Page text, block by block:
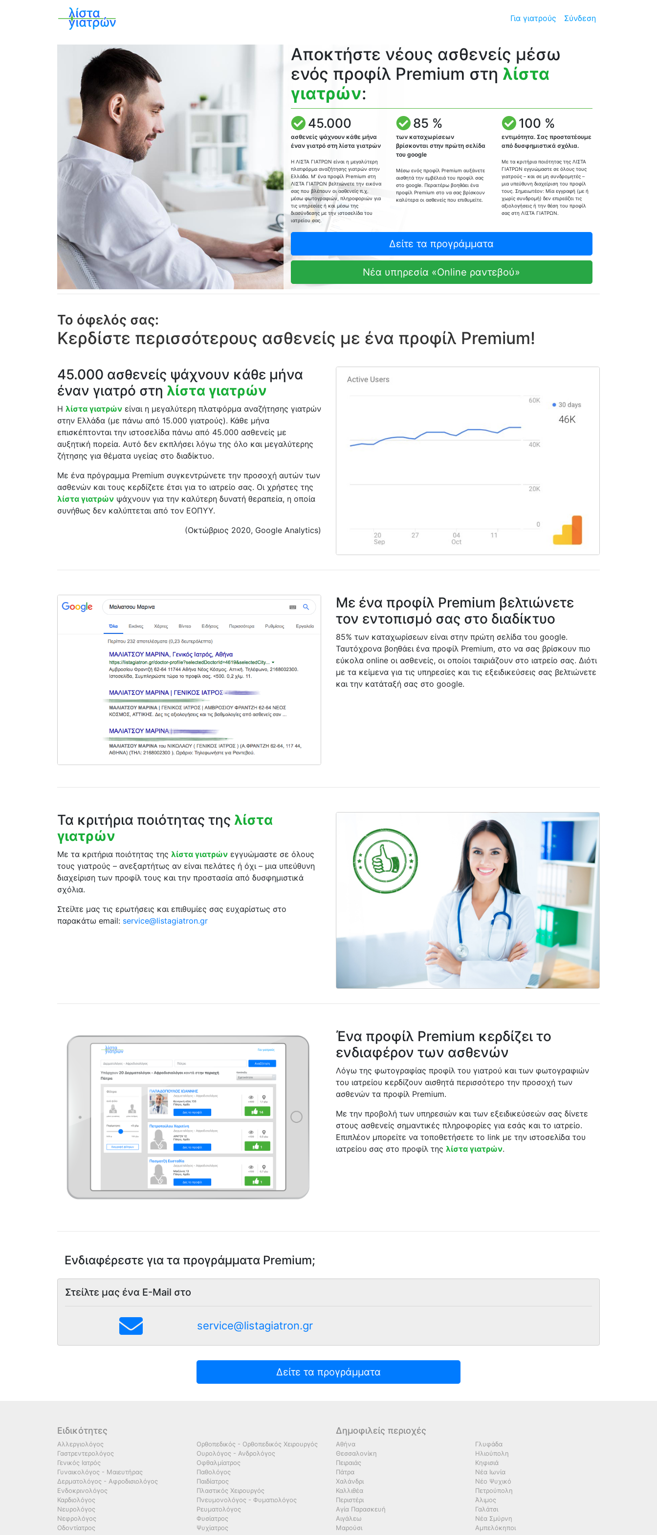
Για γιατρούς Σύνδεση
Αποκτήστε νέους ασθενείς μέσω
ενός προφίλ Premium στη λίστα
γιατρών:
45.000
ασθενείς ψάχνουν κάθε μήνα
έναν γιατρό στη λίστα γιατρών
Η ΛΙΣΤΑ ΓΙΑΤΡΩΝ είναι η μεγαλύτερη
πλατφόρμα αναζήτησης γιατρών στην
Ελλάδα. Μ’ ένα προφίλ Premium στη
ΛΙΣΤΑ ΓΙΑΤΡΩΝ βελτιώνετε την εικόνα
σας που βλέπουν οι ασθενείς π.χ.
μέσω φωτογραφιών, πληροφοριών για
τις υπηρεσίες ή και μέσω της
διασύνδεσης με την ιστοσελίδα του
ιατρείου σας.
85 %
των καταχωρίσεων
βρίσκονται στην πρώτη σελίδα
του google
Μέσω ενός προφίλ Premium αυξάνετε
αισθητά την εμβέλειά του προφίλ σας
στο google. Περαιτέρω βοηθάει ένα
προφίλ Premium στο να σας βρίσκουν
καλύτερα οι ασθενείς που επιθυμείτε.
100 %
εντιμότητα. Σας προστατέουμε
από δυσφημιστικά σχόλια.
Με τα κριτήρια ποιότητας της ΛΙΣΤΑ
ΓΙΑΤΡΩΝ εγγυώμαστε σε όλους τους
γιατρούς – και σε μη συνδρομητές –
μια υπεύθυνη διαχείριση του προφίλ
τους. Σημειωτέον: Μία εγγραφή (με ή
χωρίς συνδρομή) δεν επιρεάζει τις
αξιολογήσεις ή την θέση του προφίλ
σας στη ΛΙΣΤΑ ΓΙΑΤΡΩΝ.
Δείτε τα προγράμματα
Νέα υπηρεσία «Online ραντεβού»
Το όφελός σας:
Κερδίστε περισσότερους ασθενείς με ένα προφίλ Premium!
45.000 ασθενείς ψάχνουν κάθε μήνα
έναν γιατρό στη λίστα γιατρών
Η λίστα γιατρών είναι η μεγαλύτερη πλατφόρμα αναζήτησης γιατρών
στην Ελλάδα (με πάνω από 15.000 γιατρούς). Κάθε μήνα
επισκέπτονται την ιστοσελίδα πάνω από 45.000 ασθενείς με
αυξητική πορεία. Αυτό δεν εκπλήσει λόγω της όλο και μεγαλύτερης
ζήτησης για θέματα υγείας στο διαδίκτυο.
Με ένα πρόγραμμα Premium συγκεντρώνετε την προσοχή αυτών των
ασθενών και τους κερδίζετε έτσι για το ιατρείο σας. Οι χρήστες της
λίστα γιατρών ψάχνουν για την καλύτερη δυνατή θεραπεία, η οποία
συνήθως δεν καλύπτεται από τον ΕΟΠΥΥ.
(Οκτώβριος 2020, Google Analytics)
Με ένα προφίλ Premium βελτιώνετε
τον εντοπισμό σας στο διαδίκτυο
85% των καταχωρίσεων είναι στην πρώτη σελίδα του google.
Ταυτόχρονα βοηθάει ένα προφίλ Premium, στο να σας βρίσκουν πιο
εύκολα online οι ασθενείς, οι οποίοι ταιριάζουν στο ιατρείο σας. Διότι
με τα κείμενα για τις υπηρεσίες και τις εξειδικεύσεις σας βελτιώνετε
και την κατάταξή σας στο google.
Τα κριτήρια ποιότητας της λίστα
γιατρών
Με τα κριτήρια ποιότητας της λίστα γιατρών εγγυώμαστε σε όλους
τους γιατρούς – ανεξαρτήτως αν είναι πελάτες ή όχι – μια υπεύθυνη
διαχείριση των προφίλ τους και την προστασία από δυσφημιστικά
σχόλια.
Στείλτε μας τις ερωτήσεις και επιθυμίες σας ευχαρίστως στο
παρακάτω email: service@listagiatron.gr
Ένα προφίλ Premium κερδίζει το
ενδιαφέρον των ασθενών
Λόγω της φωτογραφίας προφίλ του γιατρού και των φωτογραφιών
του ιατρείου κερδίζουν αισθητά περισσότερο την προσοχή των
ασθενών τα προφίλ Premium.
Με την προβολή των υπηρεσιών και των εξειδικεύσεών σας δίνετε
στους ασθενείς σημαντικές πληροφορίες για εσάς και το ιατρείο.
Επιπλέον μπορείτε να τοποθετήσετε το link με την ιστοσελίδα του
ιατρείου σας στο προφίλ της λίστα γιατρών.
Ενδιαφέρεστε για τα προγράμματα Premium;
Στείλτε μας ένα E-Mail στο
service@listagiatron.gr
Δείτε τα προγράμματα
Ειδικότητες
Αλλεργιολόγος
Γαστρεντερολόγος
Γενικός Ιατρός
Γυναικολόγος - Μαιευτήρας
Δερματολόγος - Αφροδισιολόγος
Ενδοκρινολόγος
Καρδιολόγος
Νευρολόγος
Νεφρολόγος
Οδοντίατρος
Ορθοπεδικός - Ορθοπεδικός Χειρουργός
Ουρολόγος - Ανδρολόγος
Οφθαλμίατρος
Παθολόγος
Παιδίατρος
Πλαστικός Χειρουργός
Πνευμονολόγος - Φυματιολόγος
Ρευματολόγος
Φυσίατρος
Ψυχίατρος
Δημοφιλείς περιοχές
Αθήνα
Θεσσαλονίκη
Πειραιάς
Πάτρα
Χαλάνδρι
Καλλιθέα
Περιστέρι
Αγία Παρασκευή
Αιγάλεω
Μαρούσι
Γλυφάδα
Ηλιούπολη
Κηφισιά
Νέα Ιωνία
Νέο Ψυχικό
Πετρούπολη
Άλιμος
Γαλάτσι
Νέα Σμύρνη
Αμπελόκηποι